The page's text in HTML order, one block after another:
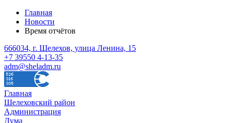
Главная
Новости
Время отчётов
666034, г. Шелехов, улица Ленина, 15
+7 39550 4-13-35
adm@sheladm.ru
Главная
Шелеховский район
Администрация
Дума